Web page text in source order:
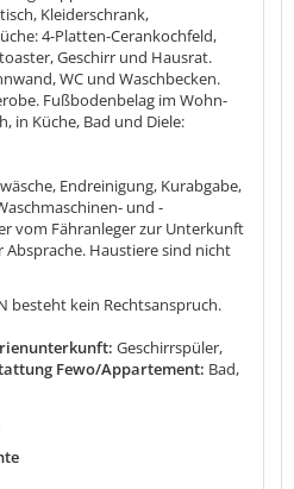
Kleiderschrank,
4-Platten-Cerankochfeld,
Geschirr und Hausrat.
WC und Waschbecken.
Fußbodenbelag im Wohn-
in Küche, Bad und Diele:
Endreinigung, Kurabgabe,
und -
vom Fähranleger zur Unterkunft
Haustiere sind nicht
besteht kein Rechtsanspruch.
Geschirrspüler,
Fewo/Appartement: Bad,